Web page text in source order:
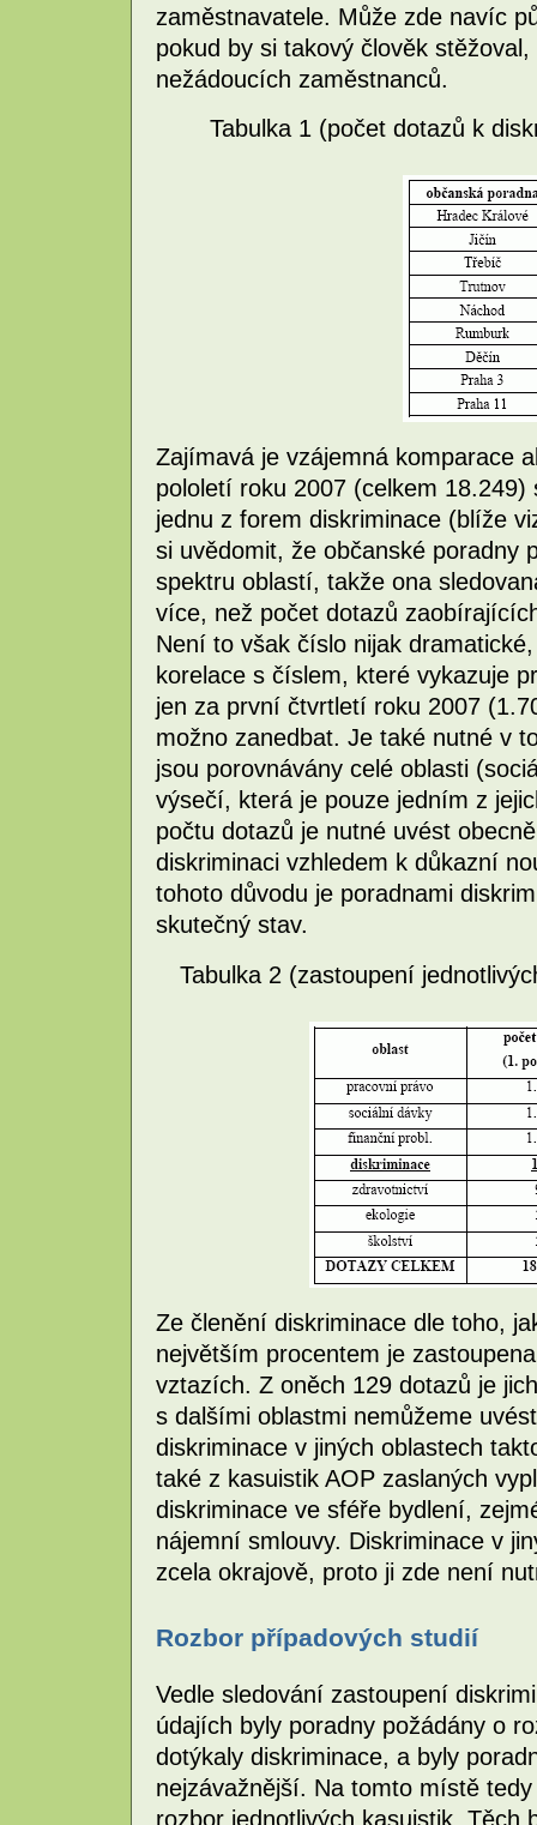
zaměstnavatele. Může zde navíc
pokud by si takový člověk
nežádoucích zaměstnanců.
Tabulka 1 (počet dotazů k
Zajímavá je vzájemná komparace
pololetí roku 2007 (celkem
jednu z forem diskriminace (blíže
si uvědomit, že občanské poradny
spektru oblastí, takže ona
více, než počet dotazů
Není to však číslo nijak
korelace s číslem, které vykazuje
jen za první čtvrtletí roku 2007
možno zanedbat. Je také nutné v
jsou porovnávány celé oblasti
výsečí, která je pouze jedním z
počtu dotazů je nutné uvést
diskriminaci vzhledem k důkazní
tohoto důvodu je poradnami
skutečný stav.
Tabulka 2 (zastoupení
Ze členění diskriminace dle toho,
největším procentem je
vztazích. Z oněch 129 dotazů je
s dalšími oblastmi nemůžeme
diskriminace v jiných oblastech
také z kasuistik AOP zaslaných
diskriminace ve sféře bydlení,
nájemní smlouvy. Diskriminace v
zcela okrajově, proto ji zde není
Rozbor případových studií
Vedle sledování zastoupení
údajích byly poradny požádány o
dotýkaly diskriminace, a byly
nejzávažnější. Na tomto místě
rozbor jednotlivých kasuistik. Těch